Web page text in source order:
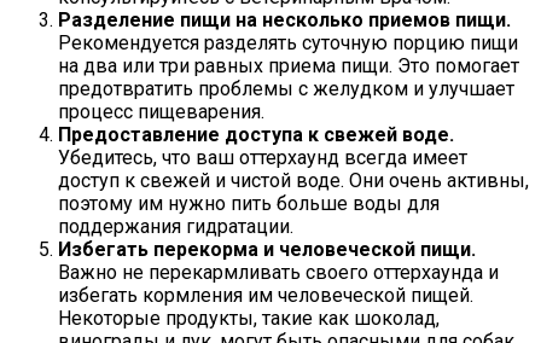
Разделение пищи на несколько приемов пищи.
Рекомендуется разделять суточную порцию пищи
на два или три равных приема пищи. Это помогает
предотвратить проблемы с желудком и улучшает
процесс пищеварения.
Предоставление доступа к свежей воде.
Убедитесь, что ваш оттерхаунд всегда имеет
доступ к свежей и чистой воде. Они очень активны,
поэтому им нужно пить больше воды для
поддержания гидратации.
Избегать перекорма и человеческой пищи.
Важно не перекармливать своего оттерхаунда и
избегать кормления им человеческой пищей.
Некоторые продукты, такие как шоколад,